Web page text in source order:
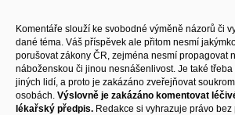
Komentáře slouží ke svobodné výměně názorů či
dané téma. Váš příspěvek ale přitom nesmí
porušovat zákony ČR, zejména nesmí propagovat
náboženskou či jinou nesnášenlivost. Je také
jiných lidí, a proto je zakázáno zveřejňovat
osobách. Výslovně je zakázáno komentovat
lékařský předpis. Redakce si vyhrazuje právo